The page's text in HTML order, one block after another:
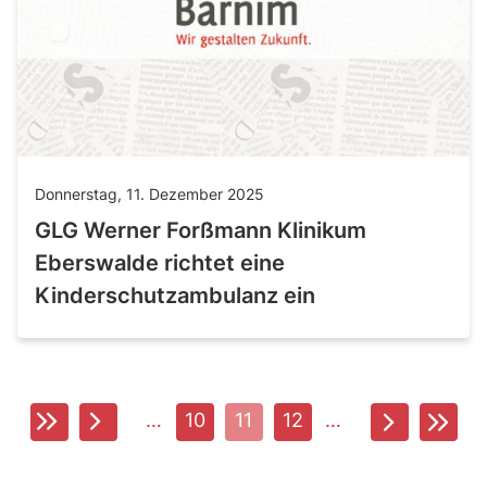
Donnerstag, 11. Dezember 2025
GLG Werner Forßmann Klinikum
Eberswalde richtet eine
Kinderschutzambulanz ein
… 10 11 12 …